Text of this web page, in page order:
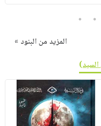
4
5
المزيد من البنود »
)